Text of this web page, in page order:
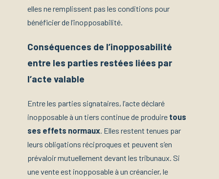
elles ne remplissent pas les conditions pour
bénéficier de l’inopposabilité.
Conséquences de l’inopposabilité
entre les parties restées liées par
l’acte valable
Entre les parties signataires, l’acte déclaré
inopposable à un tiers continue de produire tous
ses effets normaux . Elles restent tenues par
leurs obligations réciproques et peuvent s’en
prévaloir mutuellement devant les tribunaux. Si
une vente est inopposable à un créancier, le